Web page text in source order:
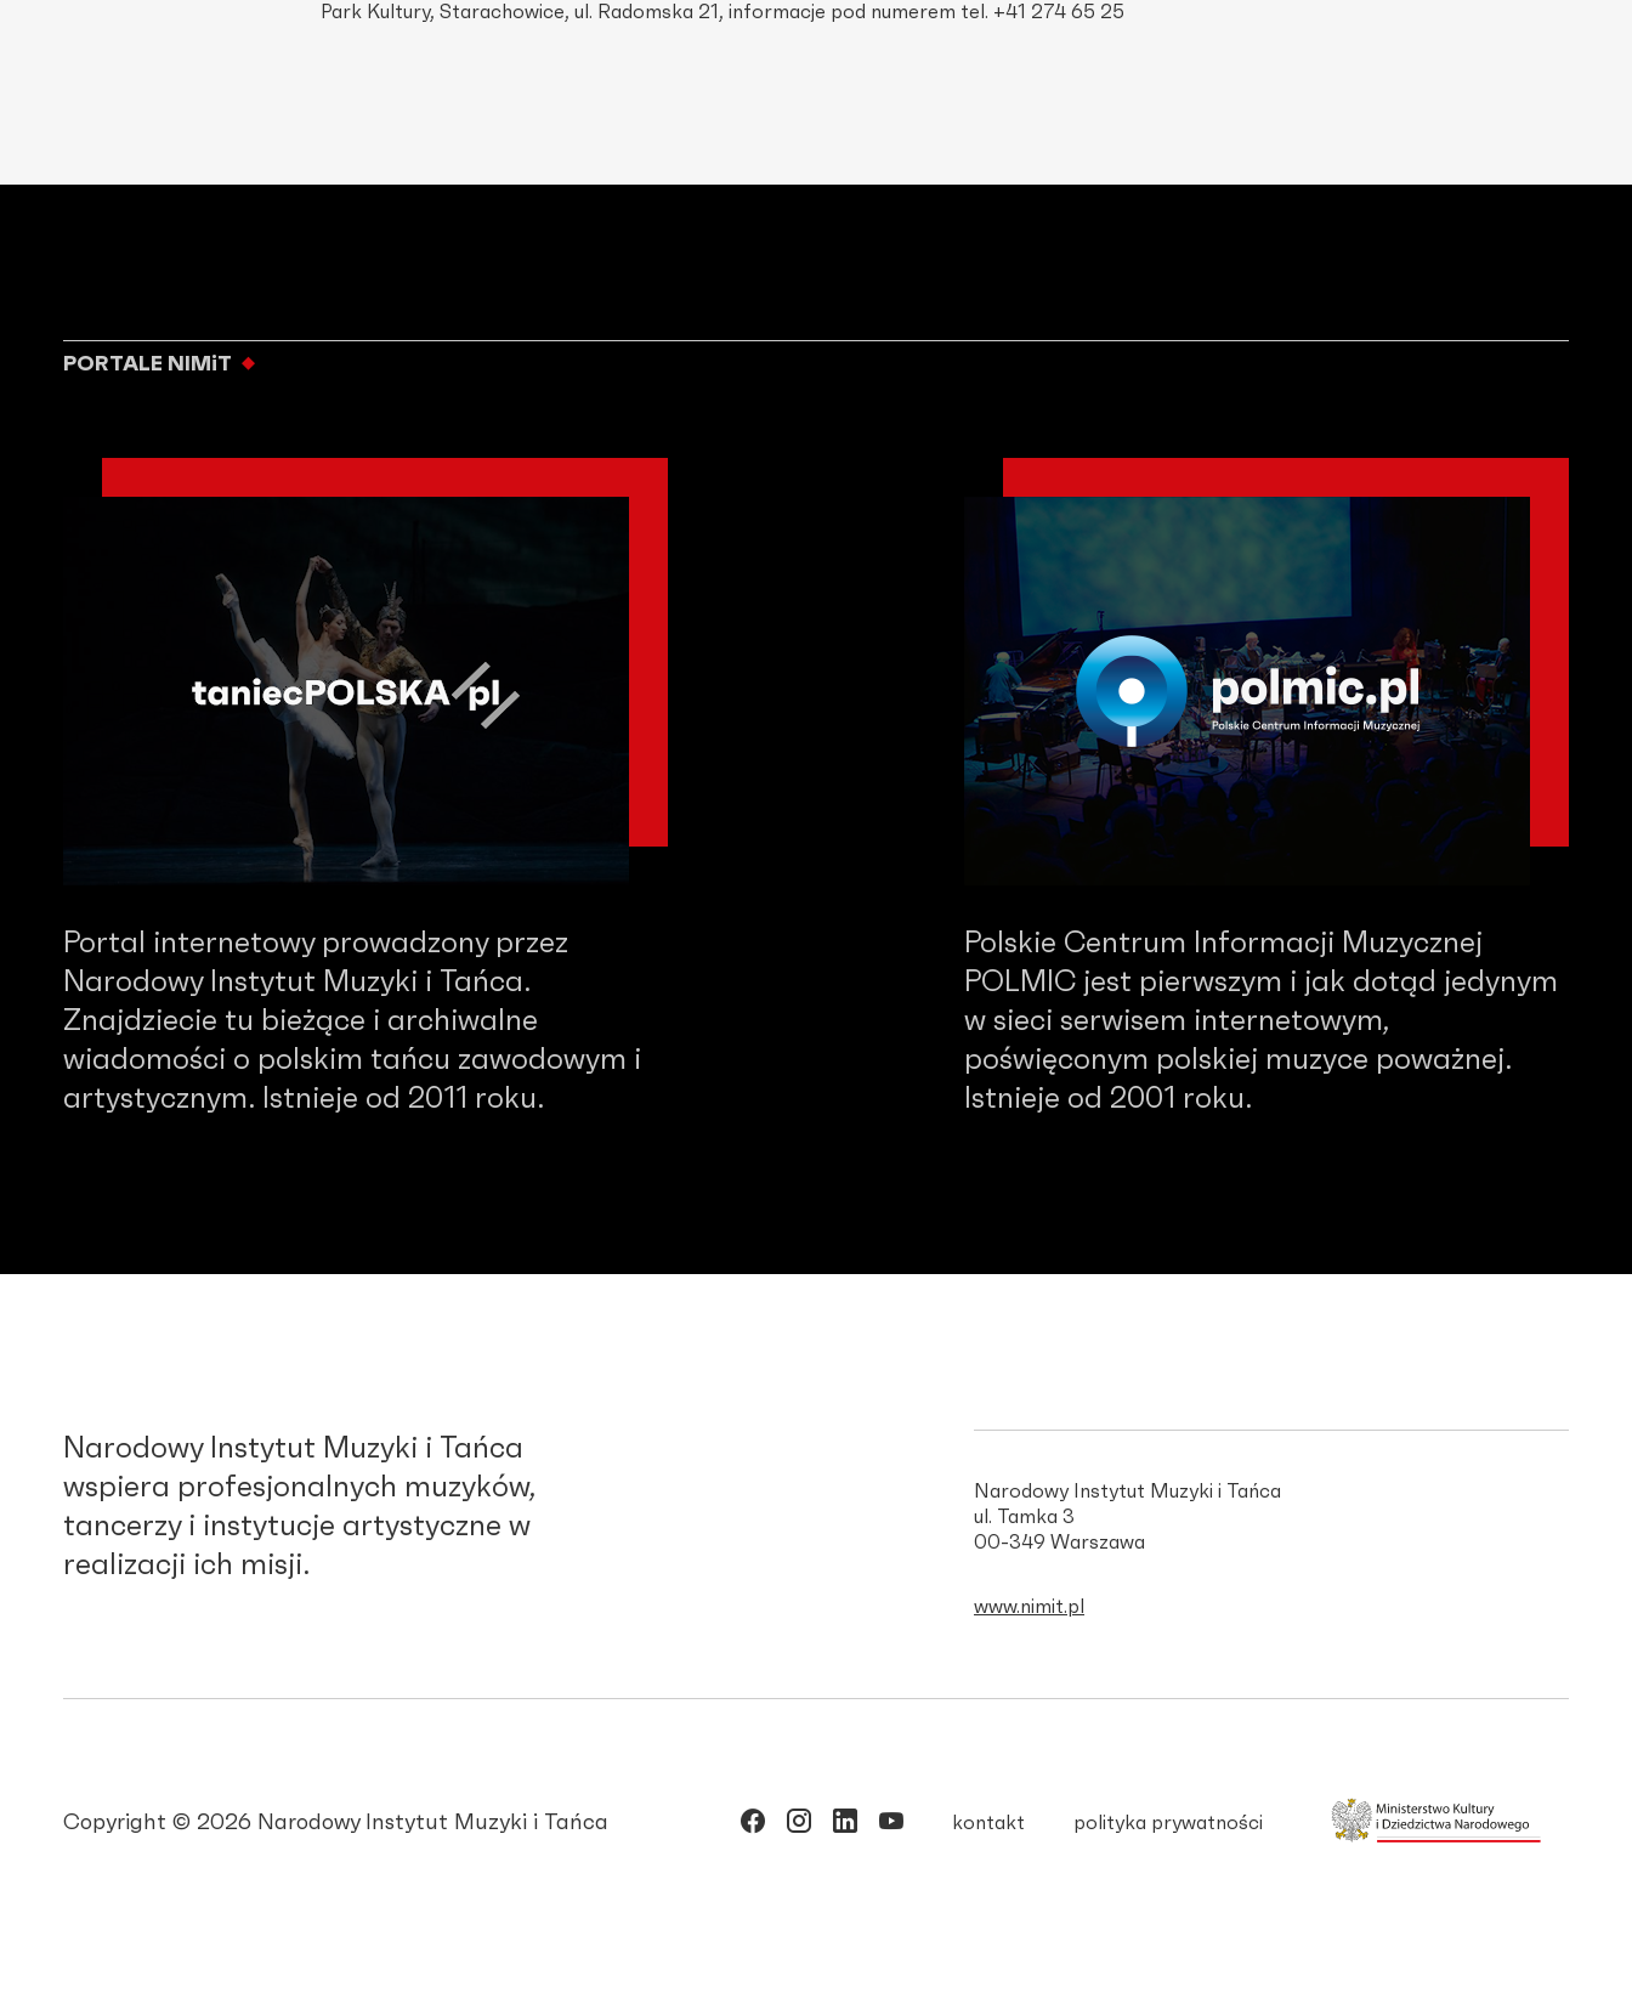
Park Kultury, Starachowice, ul. Radomska 21, informacje pod numerem tel. +41 274 65 25
PORTALE NIMiT
Portal internetowy prowadzony przez
Narodowy Instytut Muzyki i Tańca.
Znajdziecie tu bieżące i archiwalne
wiadomości o polskim tańcu zawodowym i
artystycznym. Istnieje od 2011 roku.
Polskie Centrum Informacji Muzycznej
POLMIC jest pierwszym i jak dotąd jedynym
w sieci serwisem internetowym,
poświęconym polskiej muzyce poważnej.
Istnieje od 2001 roku.
Narodowy Instytut Muzyki i Tańca
wspiera profesjonalnych muzyków,
tancerzy i instytucje artystyczne w
realizacji ich misji.
Narodowy Instytut Muzyki i Tańca
ul. Tamka 3
00-349 Warszawa
www.nimit.pl
Copyright © 2026 Narodowy Instytut Muzyki i Tańca kontakt polityka prywatności